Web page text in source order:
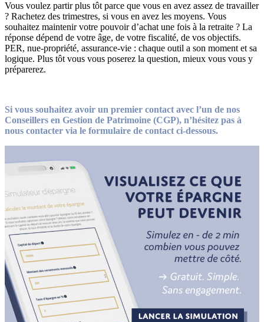
Vous voulez partir plus tôt parce que vous en avez assez de travailler
? Rachetez des trimestres, si vous en avez les moyens. Vous
souhaitez maintenir votre pouvoir d’achat une fois à la retraite ? La
réponse dépend de votre âge, de votre fiscalité, de vos objectifs.
PER, nue-propriété, assurance-vie : chaque outil a son moment et sa
logique. Plus tôt vous vous poserez la question, mieux vous vous y
préparerez.
Si vous souhaitez avoir un premier contact avec l’un de nos
Conseillers en Gestion de Patrimoine (CGP), n’hésitez pas à
nous contacter via le formulaire de contact ci-dessous.